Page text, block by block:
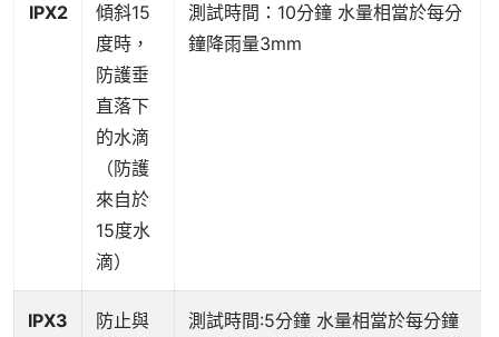
IPX2
傾斜15
度時，
防護垂
直落下
的水滴
（防護
來自於
15度水
滴）
測試時間：10分鐘 水量相當於每分
鐘降雨量3mm
IPX3
防止與
測試時間:5分鐘 水量相當於每分鐘